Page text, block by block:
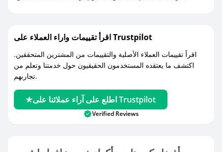
اقرأ تقييمات واراء العملاء على Trustpilot
اقرأ تقييمات العملاء الأصلية والتقييمات من المشترين المتحققين.
اكتشف ما يعتقده المستخدمون الحقيقيون حول خدمتنا وتعلم من
تجاربهم.
اطلع على آراء عملائنا على Trustpilot
Verified Reviews